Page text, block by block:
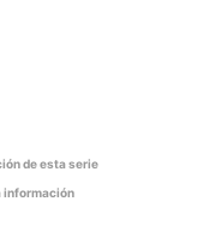
de esta serie
información